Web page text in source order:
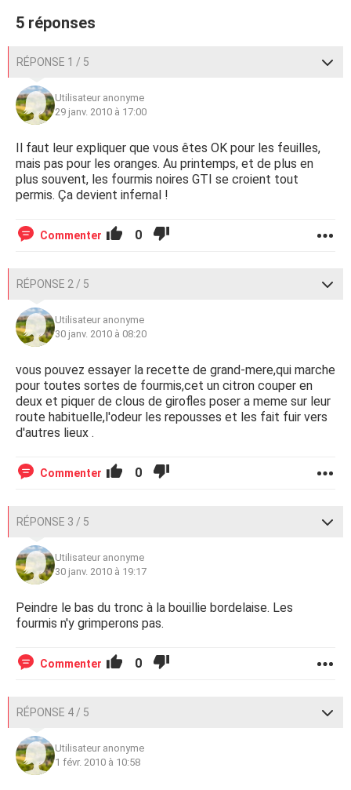
5 réponses
RÉPONSE 1 / 5
Utilisateur anonyme
29 janv. 2010 à 17:00
Il faut leur expliquer que vous êtes OK pour les feuilles,
mais pas pour les oranges. Au printemps, et de plus en
plus souvent, les fourmis noires GTI se croient tout
permis. Ça devient infernal !
Commenter 0
RÉPONSE 2 / 5
Utilisateur anonyme
30 janv. 2010 à 08:20
vous pouvez essayer la recette de grand-mere,qui marche
pour toutes sortes de fourmis,cet un citron couper en
deux et piquer de clous de girofles poser a meme sur leur
route habituelle,l'odeur les repousses et les fait fuir vers
d'autres lieux .
Commenter 0
RÉPONSE 3 / 5
Utilisateur anonyme
30 janv. 2010 à 19:17
Peindre le bas du tronc à la bouillie bordelaise. Les
fourmis n'y grimperons pas.
Commenter 0
RÉPONSE 4 / 5
Utilisateur anonyme
1 févr. 2010 à 10:58